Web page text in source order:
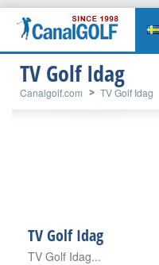
TV Golf Idag
Canalgolf.com TV Golf Idag
TV Golf Idag
TV Golf Idag...